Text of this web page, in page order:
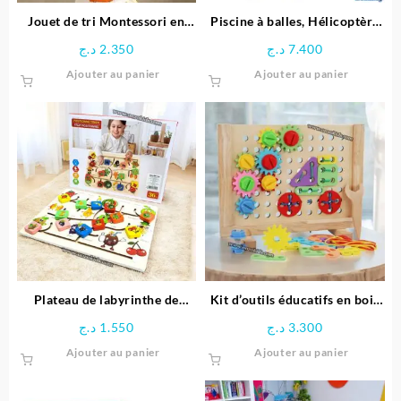
page
Jouet de tri Montessori en
2.350 د.ج
Ajouter au panier
Piscine à balles, Hélicoptère
balles – Bestway
7.400 د.ج
Ajouter au panier
Plateau de labyrinthe de
Space Boy
1.550 د.ج
Ajouter au panier
Kit d’outils éducatifs en bois
3.300 د.ج
Ajouter au panier